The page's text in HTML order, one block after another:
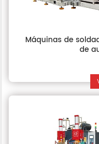
Máquinas de
de